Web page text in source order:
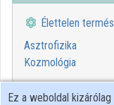
Élettelen
Asztrofizika
Kozmológia
Ez a weboldal